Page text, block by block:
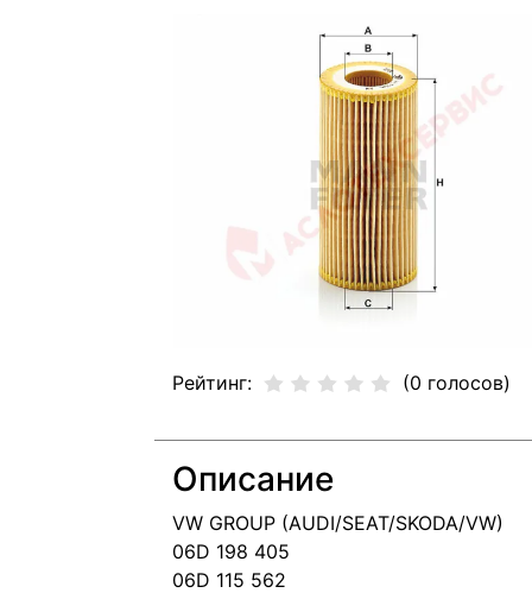
Рейтинг: (0 голосов)
Описание
VW GROUP (AUDI/SEAT/SKODA/VW)
06D 198 405
06D 115 562